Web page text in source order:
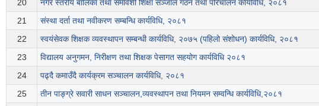
20
नगर स्तरीय बालिका तथा समावेशी शिक्षा सञ्जाल गठन तथा परिचालन कार्यविधि, २०८१
21
संस्था दर्ता तथा नवीकरण सम्बन्धि कार्यविधि, २०८१
22
स्वयंसेवक शिक्षक व्यवस्थापन सम्बन्धी कार्यविधि, २०७५ (पहिलो संशोधन) कार्यविधि, २०८१
23
विद्यालय अनुगमन, निरीक्षण तथा शिक्षक पेसागत सहयोग कार्यविधि २०८१
24
पढ्दै कमाउँदै कार्यक्रम सञ्चालन कार्यविधि, २०८१
25
तीन पाङ्ग्रे सवारी साधन सञ्चालन,व्यवस्थापन तथा नियमन सम्वन्धि कार्यविधि,२०८१